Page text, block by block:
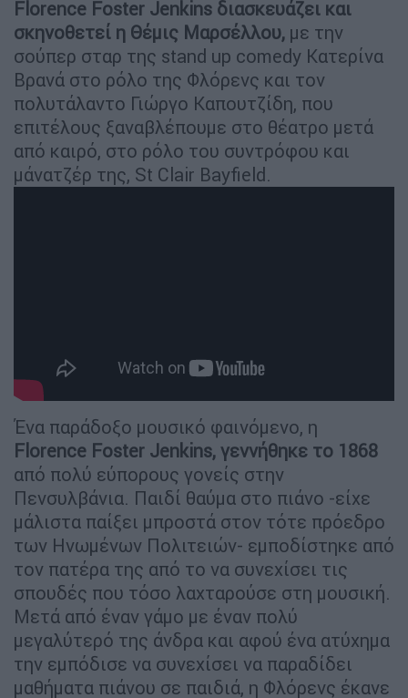
Florence Foster Jenkins διασκευάζει και
σκηνοθετεί η Θέμις Μαρσέλλου, με την
σούπερ σταρ της stand up comedy Κατερίνα
Βρανά στο ρόλο της Φλόρενς και τον
πολυτάλαντο Γιώργο Καπουτζίδη, που
επιτέλους ξαναβλέπουμε στο θέατρο μετά
από καιρό, στο ρόλο του συντρόφου και
μάνατζέρ της, St Clair Bayfield.
Ένα παράδοξο μουσικό φαινόμενο, η
Florence Foster Jenkins, γεννήθηκε το 1868
από πολύ εύπορους γονείς στην
Πενσυλβάνια. Παιδί θαύμα στο πιάνο -είχε
μάλιστα παίξει μπροστά στον τότε πρόεδρο
των Ηνωμένων Πολιτειών- εμποδίστηκε από
τον πατέρα της από το να συνεχίσει τις
σπουδές που τόσο λαχταρούσε στη μουσική.
Μετά από έναν γάμο με έναν πολύ
μεγαλύτερό της άνδρα και αφού ένα ατύχημα
την εμπόδισε να συνεχίσει να παραδίδει
μαθήματα πιάνου σε παιδιά, η Φλόρενς έκανε